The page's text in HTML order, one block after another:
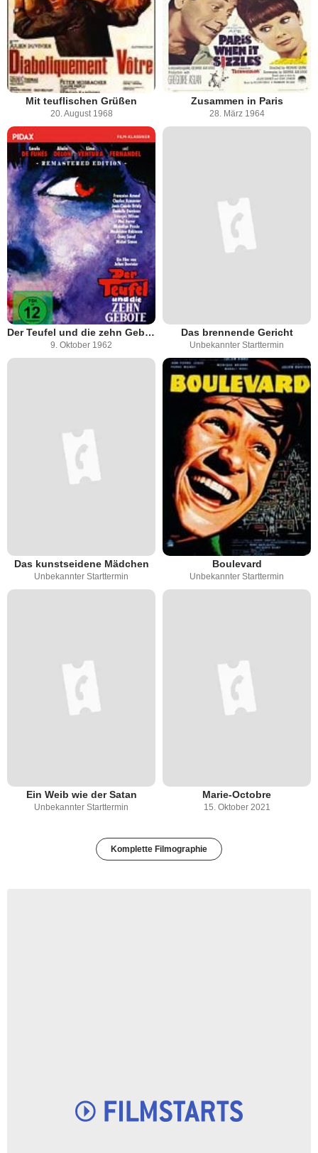
Mit teuflischen Grüßen
20. August 1968
Zusammen in Paris
28. März 1964
Der Teufel und die zehn Gebote
9. Oktober 1962
Das brennende Gericht
Unbekannter Starttermin
Das kunstseidene Mädchen
Unbekannter Starttermin
Boulevard
Unbekannter Starttermin
Ein Weib wie der Satan
Unbekannter Starttermin
Marie-Octobre
15. Oktober 2021
Komplette Filmographie